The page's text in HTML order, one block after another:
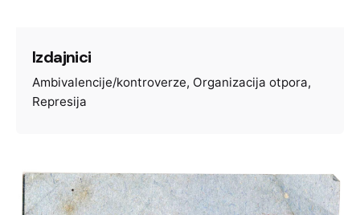
Izdajnici
Ambivalencije/kontroverze Organizacija otpora
Represija